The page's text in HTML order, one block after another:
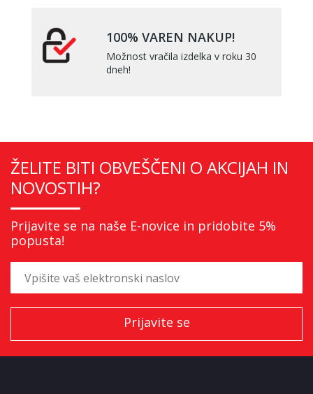
100% VAREN NAKUP!
Možnost vračila izdelka v roku 30
dneh!
ŽELITE BITI OBVEŠČENI O AKCIJAH IN
NOVOSTIH?
Prijavite se na naše E-novice in pridobite 5%
popusta!